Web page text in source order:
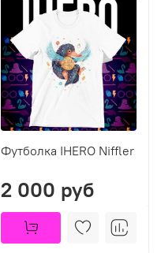
Футболка IHERO Niffler
2 000 руб